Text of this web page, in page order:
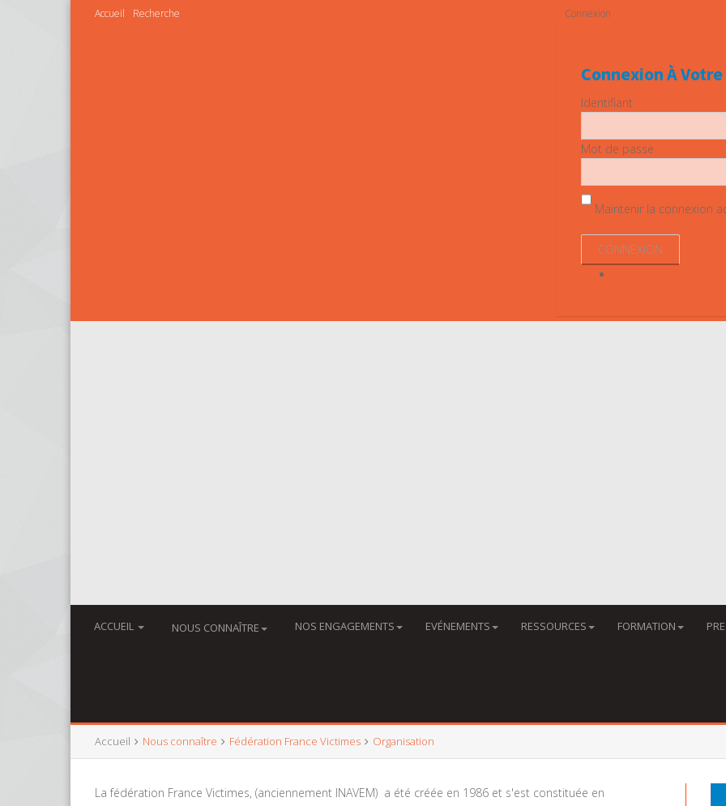
Accueil Recherche Connexion
Connexion À
Identifiant
Mot de passe
Maintenir la connexion
ACCUEIL NOUS CONNAÎTRE NOS ENGAGEMENTS EVÉNEMENTS RESSOURCES FORMATION
Accueil Nous connaître Fédération France Victimes Organisation
La fédération France Victimes, (anciennement INAVEM) a été créée en 1986 et s'est constituée en